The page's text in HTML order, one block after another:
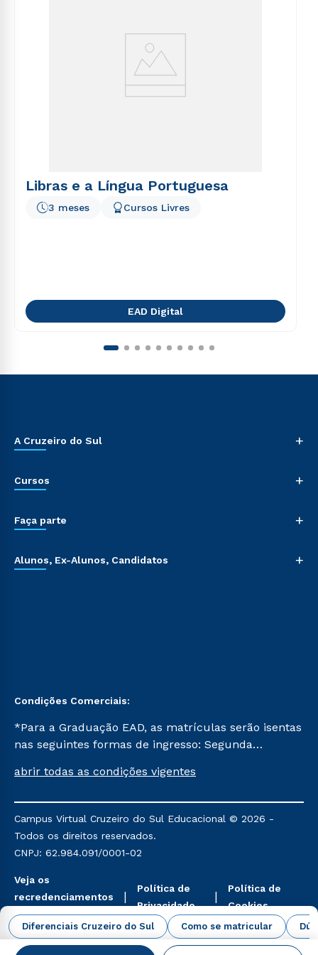
Diferenciais Cruzeiro do Sul Como se matricular
Libras e a Língua Portuguesa
3 meses Cursos Livres
EAD Digital
A Cruzeiro do Sul +
Cursos +
Faça parte +
Alunos, Ex-Alunos, Candidatos +
Condições Comerciais:
*Para a Graduação EAD, as matrículas serão isentas
nas seguintes formas de ingresso: Segunda
Já para as demais, a taxa de matrícula será de R$
mencionadas são referentes aos cursos: Ensino
Religioso, Geografia para a Docência e Metodologia
do Ensino de História: Questões Atuais.
abrir todas as condições vigentes
Campus Virtual Cruzeiro do Sul Educacional © 2026 -
Todos os direitos reservados.
CNPJ: 62.984.091/0001-02
Veja os
recredenciamentos
aqui
Política de
Privacidade
Política de
Cookies